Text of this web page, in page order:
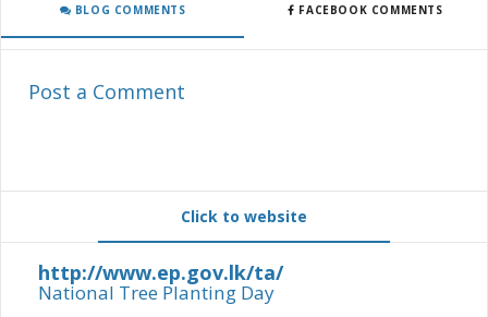
BLOG COMMENTS FACEBOOK COMMENTS
Post a Comment
Click to website
http://www.ep.gov.lk/ta/
National Tree Planting Day